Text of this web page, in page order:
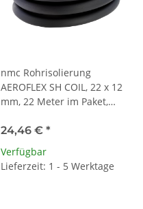
nmc Rohrisolierung
AEROFLEX SH COIL, 22 x 12
mm, 22 Meter im Paket,
24,46 € *
Verfügbar
Lieferzeit: 1 - 5 Werktage